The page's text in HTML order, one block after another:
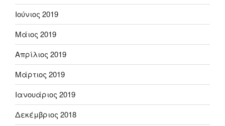
Ιούνιος 2019
Μάιος 2019
Απρίλιος 2019
Μάρτιος 2019
Ιανουάριος 2019
Δεκέμβριος 2018